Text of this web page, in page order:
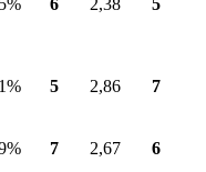
5 2,86 7
7 2,67 6